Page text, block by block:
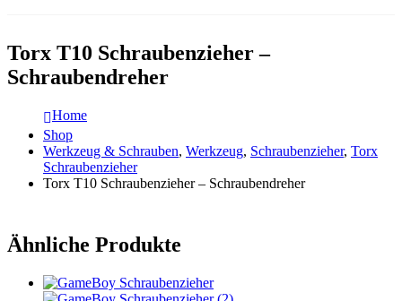
Torx T10 Schraubenzieher –
Schraubendreher
Home
Shop
Werkzeug & Schrauben, Werkzeug, Schraubenzieher, Torx
Schraubenzieher
Torx T10 Schraubenzieher – Schraubendreher
Ähnliche Produkte